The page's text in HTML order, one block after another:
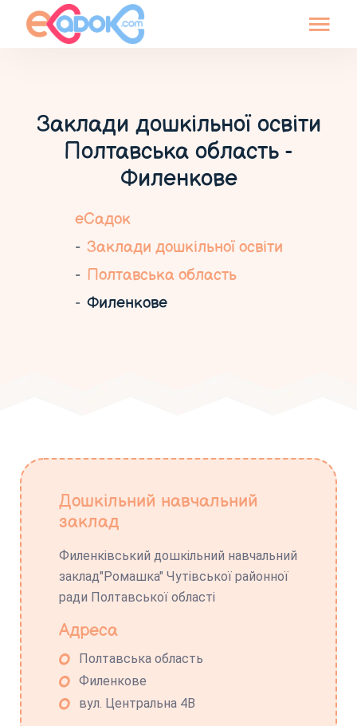
Заклади дошкільної освіти
Полтавська область -
Филенкове
еСадок
Заклади дошкільної освіти
Полтавська область
Филенкове
Дошкільний навчальний
заклад
Филенківський дошкільний навчальний
заклад"Ромашка" Чутівської районної
ради Полтавської області
Адреса
Полтавська область
Филенкове
вул. Центральна 4В